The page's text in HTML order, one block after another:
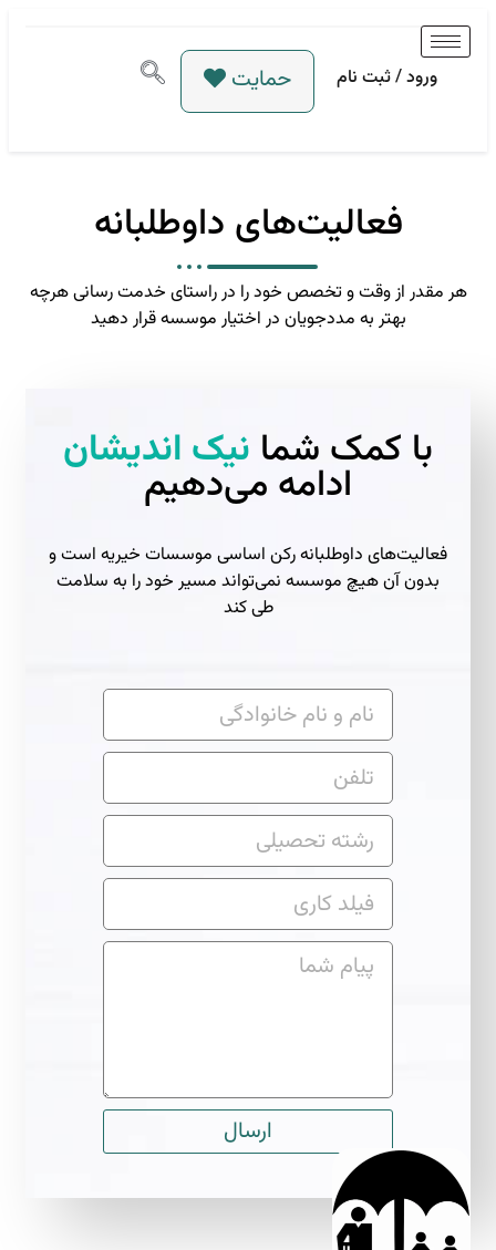
ورود / ثبت نام حمایت
فعالیت‌های داوطلبانه
هر مقدر از وقت و تخصص خود را در راستای خدمت رسانی هرچه
بهتر به مددجویان در اختیار موسسه قرار دهید
با کمک شما نیک اندیشان
ادامه می‌دهیم
فعالیت‌های داوطلبانه رکن اساسی موسسات خیریه است و
بدون آن هیچ موسسه نمی‌تواند مسیر خود را به سلامت
طی کند
ارسال